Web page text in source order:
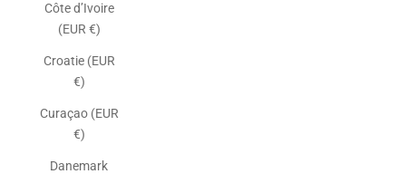
Côte d’Ivoire
(EUR €)
Croatie (EUR
€)
Curaçao (EUR
€)
Danemark